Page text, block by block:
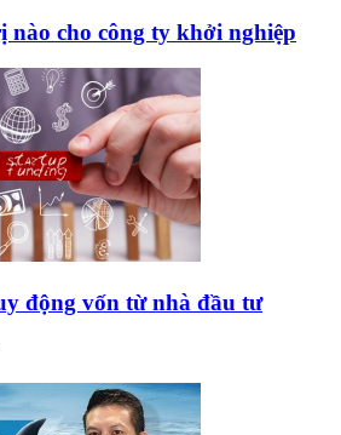
nào cho công ty khởi nghiệp
động vốn từ nhà đầu tư